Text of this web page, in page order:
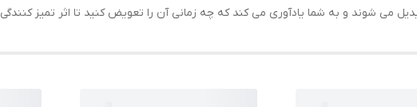
شوند و به شما یادآوری می کند که چه زمانی آن را تعویض کنید تا اثر تمیز کنندگی 100% حفظ شود.